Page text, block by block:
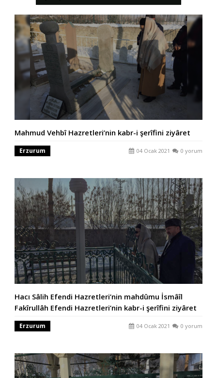
Mahmud Vehbî Hazretleri’nin kabr-i şerîfini ziyâret
Erzurum 04 Ocak 2021 0 yorum
Hacı Sâlih Efendi Hazretleri’nin mahdûmu İsmâîl
Fakîrullâh Efendi Hazretleri’nin kabr-i şerîfini ziyâret
Erzurum 04 Ocak 2021 0 yorum